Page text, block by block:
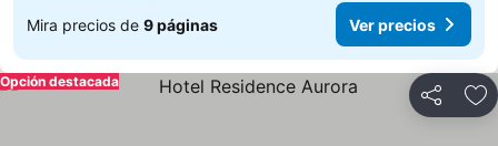
Mira precios de 9 páginas Ver precios
Compartir
Opción destacada